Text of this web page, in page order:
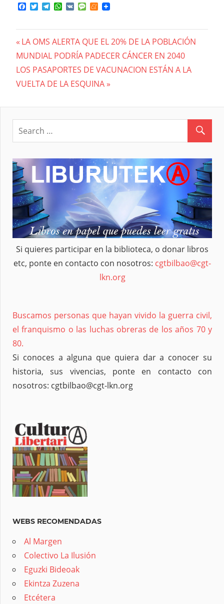
Facebook
TwitterTelegram
WhatsApp
VK MessageMeneame
Navegación
de
Previous
Post:
LA OMS ALERTA QUE EL 20% DE LA POBLACIÓN
MUNDIAL PODRÍA PADECER CÁNCER EN 2040
Next
Post:
LOS PASAPORTES DE VACUNACION ESTÁN A LA
VUELTA DE LA ESQUINA
Si quieres participar en la biblioteca, o donar libros
etc, ponte en contacto con nosotros: cgtbilbao@cgt-
lkn.org
Buscamos personas que hayan vivido la guerra civil,
el franquismo o las luchas obreras de los años 70 y
80.
Si conoces a alguna que quiera dar a conocer su
historia, sus vivencias, ponte en contacto con
nosotros: cgtbilbao@cgt-lkn.org
WEBS RECOMENDADAS
Al Margen
Colectivo La Ilusión
Eguzki Bideoak
Ekintza Zuzena
Etcétera